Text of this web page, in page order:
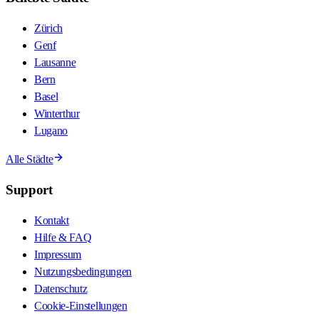
Zürich
Genf
Lausanne
Bern
Basel
Winterthur
Lugano
Alle Städte
Support
Kontakt
Hilfe & FAQ
Impressum
Nutzungsbedingungen
Datenschutz
Cookie-Einstellungen